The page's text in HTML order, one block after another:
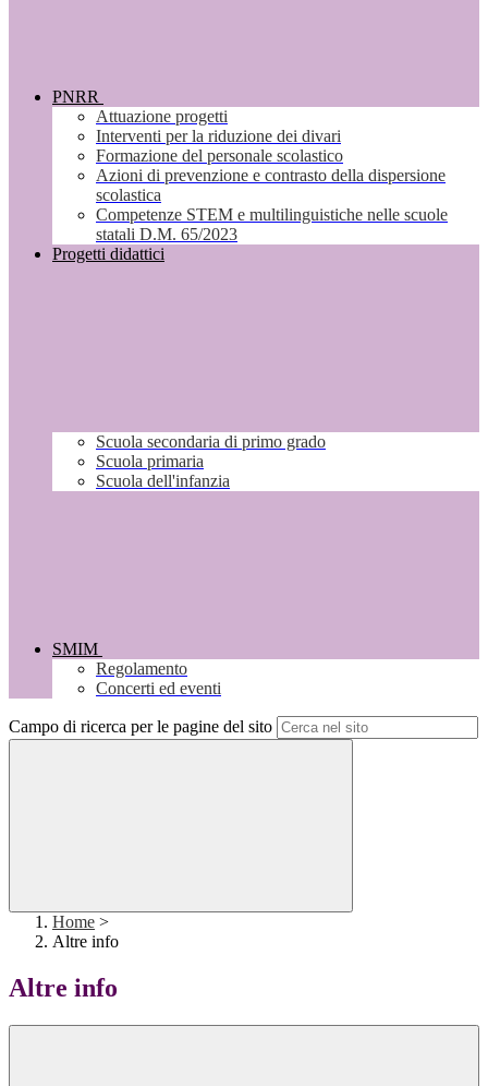
PNRR
Attuazione progetti
Interventi per la riduzione dei divari
Formazione del personale scolastico
Azioni di prevenzione e contrasto della dispersione
scolastica
Competenze STEM e multilinguistiche nelle scuole
statali D.M. 65/2023
Progetti didattici
Scuola secondaria di primo grado
Scuola primaria
Scuola dell'infanzia
SMIM
Regolamento
Concerti ed eventi
Campo di ricerca per le pagine del sito
Home >
Altre info
Altre info